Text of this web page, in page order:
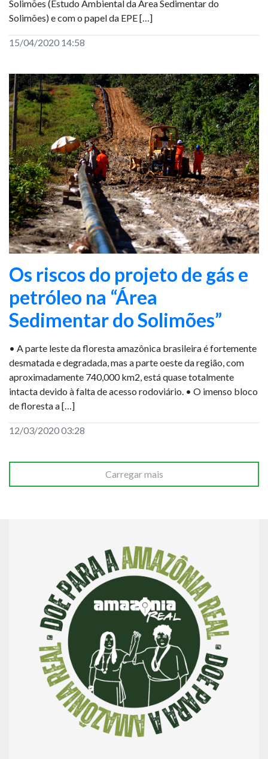
Solimões (Estudo Ambiental da Área Sedimentar do
Solimões) e com o papel da EPE […]
15/04/2020 14:58
Os riscos do projeto de gás e
petróleo na “Área
Sedimentar do Solimões”
• A parte leste da floresta amazônica brasileira é fortemente
desmatada e degradada, mas a parte oeste da região, com
aproximadamente 740,000 km2, está quase totalmente
intacta devido à falta de acesso rodoviário. • O imenso bloco
de floresta a […]
12/03/2020 03:28
Carregar mais